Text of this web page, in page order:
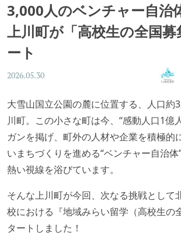
3,000人のベンチャー自治
上川町が「高校生の全国募
ート
2026.05.30
大雪山国立公園の麓に位置する、人口約
川町。この小さな町は今、“感動人口1億
ガンを掲げ、町外の人材や企業を積極的
いまちづくりを進める“ベンチャー自治
熱い視線を浴びています。
そんな上川町が今回、次なる挑戦として
校における『地域みらい留学（高校生の
タートしました！